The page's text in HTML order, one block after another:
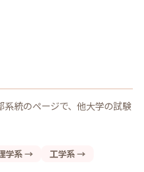
統のページで、他大学の試験
学系 → 工学系 →